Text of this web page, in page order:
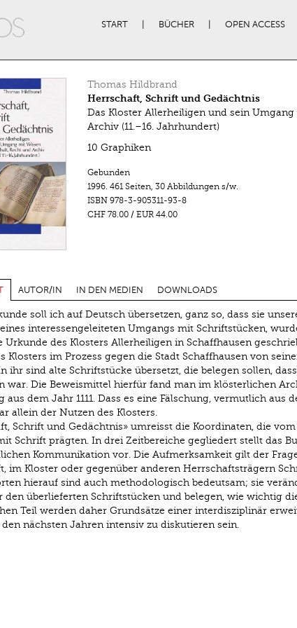
START BÜCHER OPEN ACCESS
Thomas Hildbrand
Herrschaft, Schrift und Gedächtnis
Das Kloster Allerheiligen und sein
Archiv (11.–16. Jahrhundert)
10 Graphiken
Gebunden
1996. 461 Seiten, 30 Abbildungen s/w.
ISBN 978-3-905311-93-8
CHF 78.00/ EUR 44.00
AUTOR/IN IN DEN MEDIEN DOWNLOADS
soll ich auf Deutsch übersetzen, ganz so, dass sie
interessengeleiteten Umgangs mit Schriftstücken,
Urkunde des Klosters Allerheiligen in Schaffhausen
Klosters im Prozess gegen die Stadt Schaffhausen von
ihr sind alte Schriftstücke übersetzt, die belegen sollen,
war. Die Beweismittel hierfür fand man im klösterlichen
aus dem Jahr 1111. Dass es eine Fälschung, vermutlich aus
allein der Nutzen des Klosters.
Schrift und Gedächtnis» umreisst die Koordinaten, die vom
Schrift prägten. In drei Zeitbereiche gegliedert stellt das
Kommunikation vor. Die Aufmerksamkeit gilt der
im Kloster oder gegenüber anderen Herrschaftsträgern
hierauf sind auch methodologisch bedeutsam; sie
den überlieferten Schriftstücken und belegen, wie wichtig
Teil werden daher Grundsätze einer interdisziplinär
nächsten Jahren intensiv zu diskutieren sein.